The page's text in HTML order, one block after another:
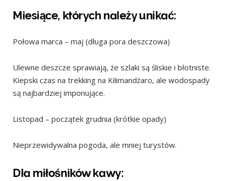
Miesiące, których należy unikać:
Połowa marca – maj (długa pora deszczowa)
Ulewne deszcze sprawiają, że szlaki są śliskie i błotniste.
Kiepski czas na trekking na Kilimandżaro, ale wodospady
są najbardziej imponujące.
Listopad – początek grudnia (krótkie opady)
Nieprzewidywalna pogoda, ale mniej turystów.
Dla miłośników kawy: